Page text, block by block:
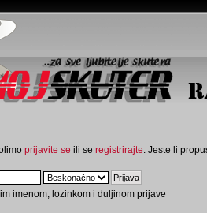
prijavite se ili se registrirajte . Jeste li
imenom, lozinkom i duljinom prijave